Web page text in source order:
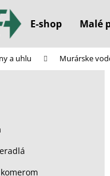
E-shop Malé
a uhlu Murárske